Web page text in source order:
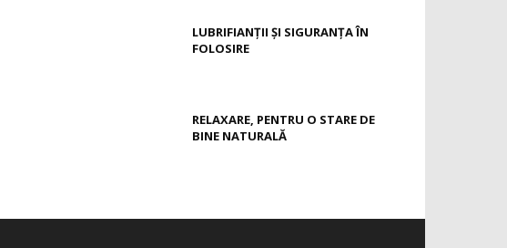
LUBRIFIANȚII ȘI SIGURANȚA ÎN
FOLOSIRE
RELAXARE, PENTRU O STARE DE
BINE NATURALĂ